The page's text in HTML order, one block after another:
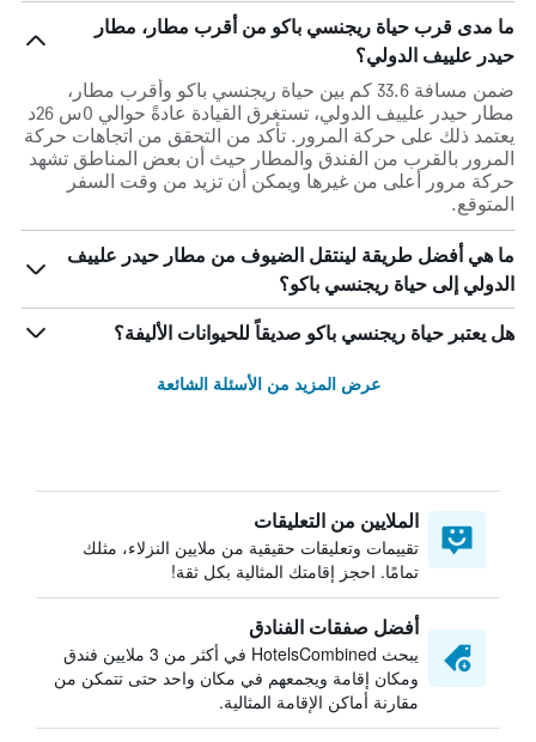
ما مدى قرب حياة ريجنسي باكو من أقرب مطار، مطار
حيدر علييف الدولي؟
ضمن مسافة 33.6 كم بين حياة ريجنسي باكو وأقرب مطار،
مطار حيدر علييف الدولي، تستغرق القيادة عادةً حوالي 0س 26د
يعتمد ذلك على حركة المرور. تأكد من التحقق من اتجاهات حركة
المرور بالقرب من الفندق والمطار حيث أن بعض المناطق تشهد
حركة مرور أعلى من غيرها ويمكن أن تزيد من وقت السفر
المتوقع.
ما هي أفضل طريقة لينتقل الضيوف من مطار حيدر علييف
الدولي إلى حياة ريجنسي باكو؟
هل يعتبر حياة ريجنسي باكو صديقاً للحيوانات الأليفة؟
عرض المزيد من الأسئلة الشائعة
الملايين من التعليقات
تقييمات وتعليقات حقيقية من ملايين النزلاء، مثلك
تمامًا. احجز إقامتك المثالية بكل ثقة!
أفضل صفقات الفنادق
يبحث HotelsCombined في أكثر من 3 ملايين فندق
ومكان إقامة ويجمعهم في مكان واحد حتى تتمكن من
مقارنة أماكن الإقامة المثالية.